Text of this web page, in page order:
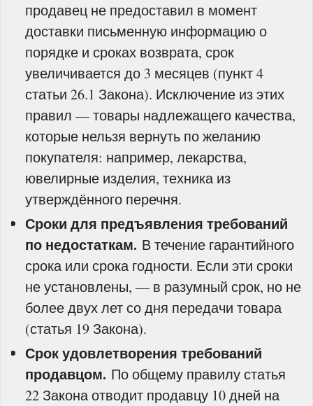
продавец не предоставил в момент
доставки письменную информацию о
порядке и сроках возврата, срок
увеличивается до 3 месяцев (пункт 4
статьи 26.1 Закона). Исключение из этих
правил — товары надлежащего качества,
которые нельзя вернуть по желанию
покупателя: например, лекарства,
ювелирные изделия, техника из
утверждённого перечня.
Сроки для предъявления требований
по недостаткам. В течение гарантийного
срока или срока годности. Если эти сроки
не установлены, — в разумный срок, но не
более двух лет со дня передачи товара
(статья 19 Закона).
Срок удовлетворения требований
продавцом. По общему правилу статья
22 Закона отводит продавцу 10 дней на